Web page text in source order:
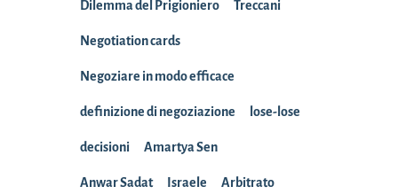
Dilemma del Prigioniero Treccani
Negotiation cards
Negoziare in modo efficace
definizione di negoziazione lose-lose
decisioni Amartya Sen
Anwar Sadat Israele Arbitrato